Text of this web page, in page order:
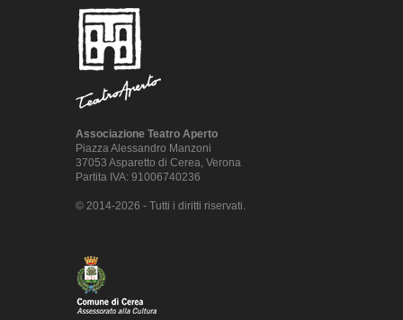
Associazione Teatro Aperto
Piazza Alessandro Manzoni
37053 Asparetto di Cerea, Verona
Partita IVA: 91006740236
© 2014-2026 - Tutti i diritti riservati.